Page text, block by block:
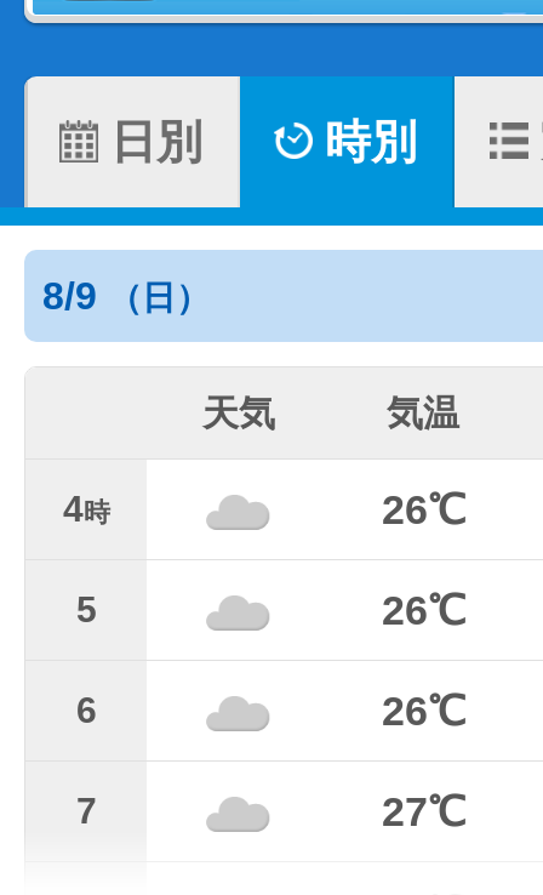
日別 時別
8/9 （日）
天気 気温
4時 26℃
5 26℃
6 26℃
7 27℃